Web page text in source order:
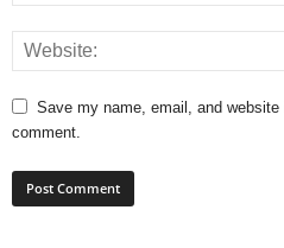
Save my name, email, and
comment.